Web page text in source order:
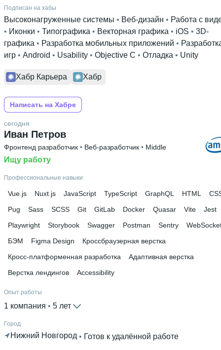
Подписан на хабы
Высоконагруженные системы • Веб-дизайн • Работа с
• Иконки • Типографика • Векторная графика • iOS • 3D-
графика • Разработка мобильных приложений •
игр • Android • Usability • Objective C • Отладка • Unity
Хабр Карьера Хабр
Написать на Хабре
Иван Петров
сегодня
Фронтенд разработчик • Веб-разработчик • Middle
Ищу работу
Профессиональные навыки
Vue.js Nuxt.js JavaScript TypeScript GraphQL HTML
Pug
Sass SCSS Git GitLab Docker Quasar Vite
Jest
Playwright
Storybook Swagger Postman Sentry
БЭМ
Figma Design
Кроссбраузерная верстка
Кросс-платформенная разработка
Адаптивная верстка
Верстка лендингов
Accessibility
Опыт работы
1 компания 5 лет
Город
Нижний Новгород • Готов к удалённой работе